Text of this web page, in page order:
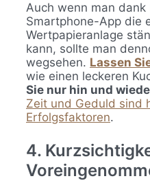
Auch wenn man
Smartphone-App die
Wertpapieranlage
kann, sollte man
wegsehen. Lassen
wie einen leckeren
Sie nur hin und
Zeit und Geduld sind
Erfolgsfaktoren.
4.